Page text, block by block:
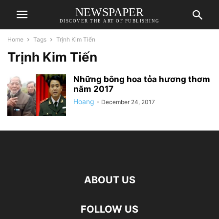
NEWSPAPER
DISCOVER THE ART OF PUBLISHING
Home Tags Trịnh Kim Tiến
Trịnh Kim Tiến
Những bông hoa tỏa hương thơm
năm 2017
Hoang - December 24, 2017
ABOUT US
FOLLOW US